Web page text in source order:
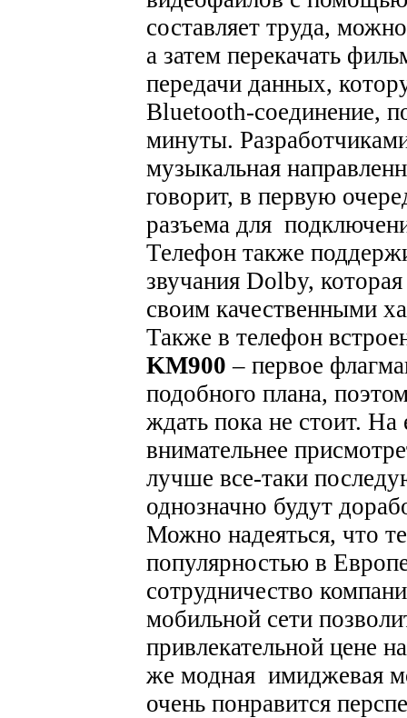
составляет труда,
а затем перекачать
передачи данных,
Bluetooth-соединение,
минуты.
музыкальная
говорит, в первую
разъема для
Телефон также
звучания Dolby,
своим качественными
Также в телефон
KM900 – первое
подобного плана,
ждать пока не стоит.
внимательнее
лучше все-таки
однозначно будут
Можно надеяться, что
популярностью в
сотрудничество
мобильной сети
привлекательной цене
же модная имиджевая
очень понравится